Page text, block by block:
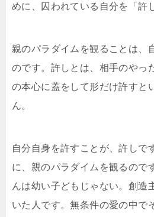
めに、囚われている自分を「許
親のパラダイムを観ることは、
のです。許しとは、相手のやっ
の本心に蓋をして形だけ許すと
ん。
自分自身を許すことが、許しで
に、親のパラダイムを観るので
んは幼い子どもじゃない。創造
いた人です。無条件の愛の中で